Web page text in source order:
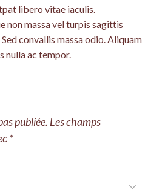
libero vitae iaculis.
non massa vel turpis sagittis
convallis massa odio. Aliquam
nulla ac tempor.
publiée. Les champs
*